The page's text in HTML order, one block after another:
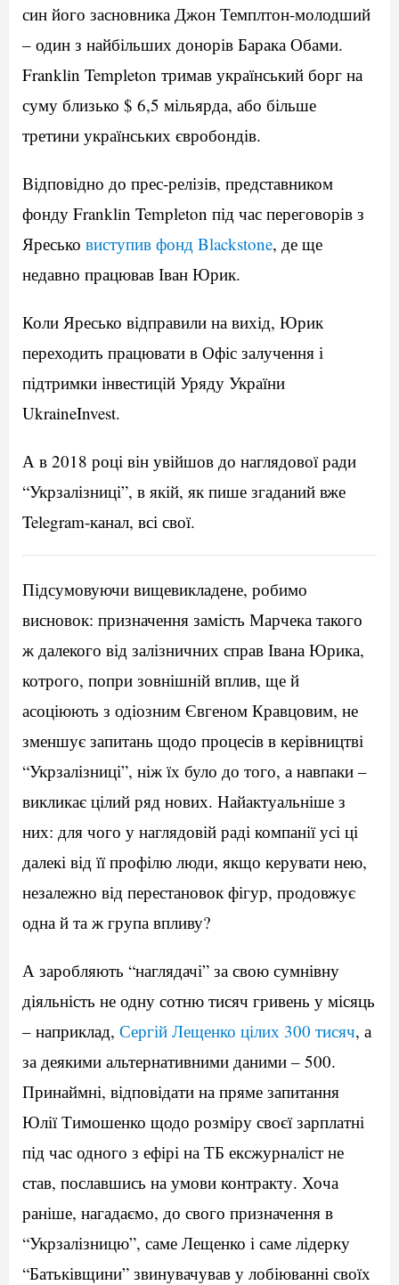
син його засновника Джон Темплтон-молодший
– один з найбільших донорів Барака Обами.
Franklin Templeton тримав український борг на
суму близько $ 6,5 мільярда, або більше
третини українських євробондів.
Відповідно до прес-релізів, представником
фонду Franklin Templeton під час переговорів з
Яресько виступив фонд Blackstone, де ще
недавно працював Іван Юрик.
Коли Яресько відправили на вихід, Юрик
переходить працювати в Офіс залучення і
підтримки інвестицій Уряду України
UkraineInvest.
А в 2018 році він увійшов до наглядової ради
“Укрзалізниці”, в якій, як пише згаданий вже
Telegram-канал, всі свої.
Підсумовуючи вищевикладене, робимо
висновок: призначення замість Марчека такого
ж далекого від залізничних справ Івана Юрика,
котрого, попри зовнішній вплив, ще й
асоціюють з одіозним Євгеном Кравцовим, не
зменшує запитань щодо процесів в керівництві
“Укрзалізниці”, ніж їх було до того, а навпаки –
викликає цілий ряд нових. Найактуальніше з
них: для чого у наглядовій раді компанії усі ці
далекі від її профілю люди, якщо керувати нею,
незалежно від перестановок фігур, продовжує
одна й та ж група впливу?
А заробляють “наглядачі” за свою сумнівну
діяльність не одну сотню тисяч гривень у місяць
– наприклад, Сергій Лещенко цілих 300 тисяч, а
за деякими альтернативними даними – 500.
Принаймні, відповідати на пряме запитання
Юлії Тимошенко щодо розміру своєї зарплатні
під час одного з ефірі на ТБ ексжурналіст не
став, пославшись на умови контракту. Хоча
раніше, нагадаємо, до свого призначення в
“Укрзалізницю”, саме Лещенко і саме лідерку
“Батьківщини” звинувачував у лобіюванні своїх